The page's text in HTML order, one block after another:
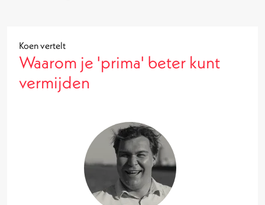
Koen vertelt
Waarom je 'prima' beter kunt
vermijden